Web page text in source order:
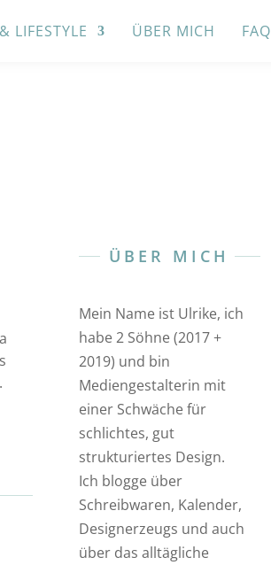
LIFESTYLE ÜBER MICH FAQ
ÜBER MICH
Mein Name ist Ulrike, ich
habe 2 Söhne (2017 +
2019) und bin
Mediengestalterin mit
einer Schwäche für
schlichtes, gut
strukturiertes Design.
Ich blogge über
Schreibwaren, Kalender,
Designerzeugs und auch
über das alltägliche